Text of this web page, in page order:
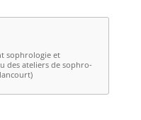
sophrologie et
des ateliers de sophro-